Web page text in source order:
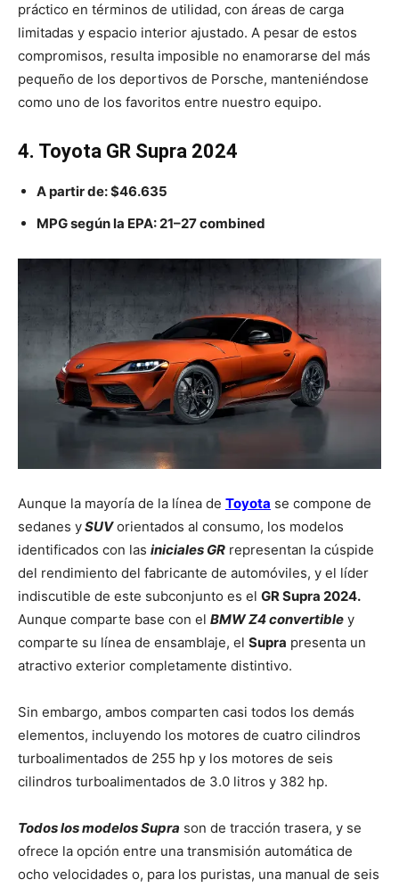
práctico en términos de utilidad, con áreas de carga
limitadas y espacio interior ajustado. A pesar de estos
compromisos, resulta imposible no enamorarse del más
pequeño de los deportivos de Porsche, manteniéndose
como uno de los favoritos entre nuestro equipo.
4. Toyota GR Supra 2024
A partir de:$46.635
MPG según la EPA:21–27combined
Aunque la mayoría de la línea de Toyota se compone de
sedanes ySUVorientados al consumo, los modelos
identificados con las iniciales GR representan la cúspide
del rendimiento del fabricante de automóviles, y el líder
indiscutible de este subconjunto es el GR Supra 2024.
Aunque comparte base con el BMW Z4 convertible y
comparte su línea de ensamblaje, el Supra presenta un
atractivo exterior completamente distintivo.
Sin embargo, ambos comparten casi todos los demás
elementos, incluyendo los motores de cuatro cilindros
turboalimentados de 255 hp y los motores de seis
cilindros turboalimentados de 3.0 litros y 382 hp.
Todos los modelos Supra son de tracción trasera, y se
ofrece la opción entre una transmisión automática de
ocho velocidades o, para los puristas, una manual de seis